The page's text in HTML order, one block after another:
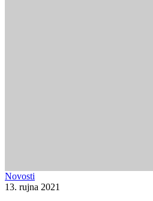
Novosti
13. rujna 2021